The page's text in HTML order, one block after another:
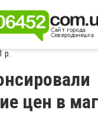
р.
цен в